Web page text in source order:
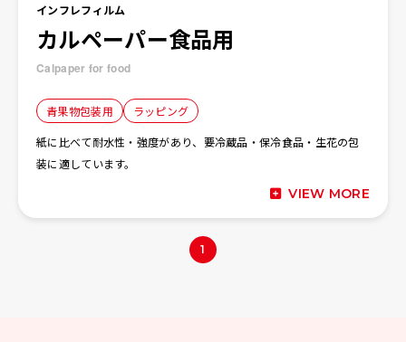
採用情報
インフレフィルム
カルペーパー食品用
Calpaper for food
⻘果物包装⽤
ラッピング
紙に比べて耐水性・強度があり、要冷蔵品・保冷食品・生花の包
装に適しています。
VIEW MORE
1